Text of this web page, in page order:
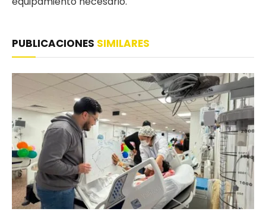
PUBLICACIONES SIMILARES